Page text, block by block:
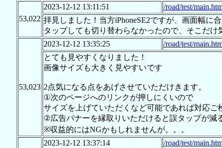
53,022
2023-12-12 13:11:51
/road/test/
拝見しました！当方iPhoneSE2ですが、画面幅に
タップしても切り替わらなかったので、そこだけ
53,023
2023-12-12 13:35:25
/road/test/
とても見やすくなりました！
画像サイズも大きく見やすいです
2点気になる点をあげさせていただけきます。
①次のページへのリンクが押しにくいので
サイズを上げていただくなど可能であれば対応ご
②広告バナーを縁取りいただけると誤タップが減
※収益的にはNGかもしれませんが。。。
2023-12-12 13:37:14
/road/test/